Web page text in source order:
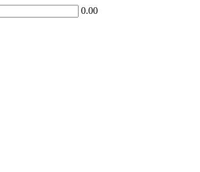
0.00